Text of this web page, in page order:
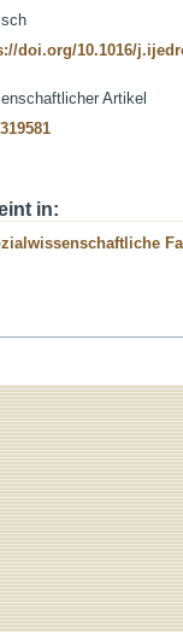
doi.org/10.1016/
Artikel
in: